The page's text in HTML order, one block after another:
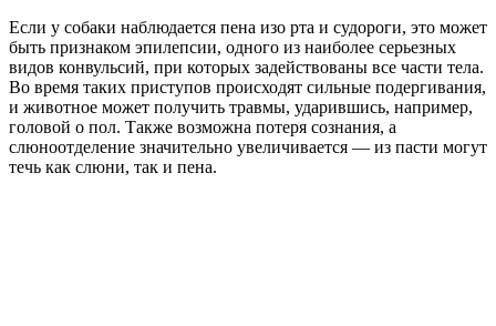
Если у собаки наблюдается пена изо рта и судороги, это может
быть признаком эпилепсии, одного из наиболее серьезных
видов конвульсий, при которых задействованы все части тела.
Во время таких приступов происходят сильные подергивания,
и животное может получить травмы, ударившись, например,
головой о пол. Также возможна потеря сознания, а
слюноотделение значительно увеличивается — из пасти могут
течь как слюни, так и пена.